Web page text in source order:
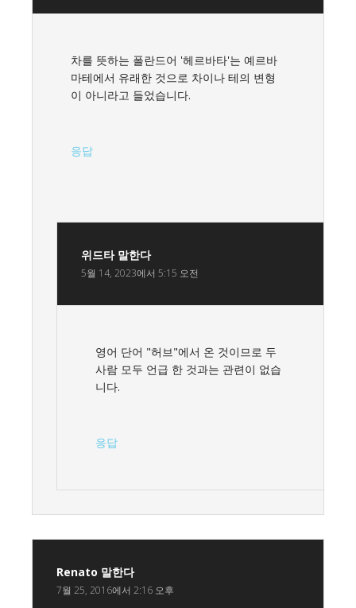
차를 뜻하는 폴란드어 '헤르바타'는 예르바
마테에서 유래한 것으로 차이나 테의 변형
이 아니라고 들었습니다.
응답
위드타 말한다
5월 14, 2023에서 5:15 오전
영어 단어 "허브"에서 온 것이므로 두
사람 모두 언급 한 것과는 관련이 없습
니다.
응답
Renato 말한다
7월 25, 2016에서 2:16 오후